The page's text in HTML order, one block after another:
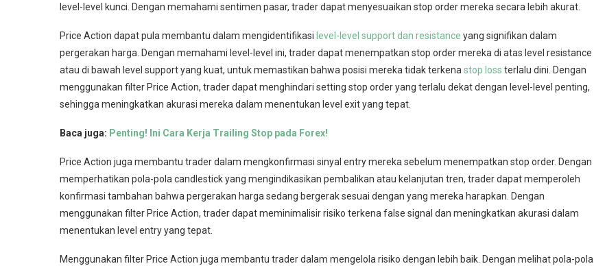
level-level kunci. Dengan memahami sentimen pasar, trader dapat menyesuaikan stop order mereka secara lebih akurat.
Price Action dapat pula membantu dalam mengidentifikasi level-level support dan resistance yang signifikan dalam
pergerakan harga. Dengan memahami level-level ini, trader dapat menempatkan stop order mereka di atas level resistance
atau di bawah level support yang kuat, untuk memastikan bahwa posisi mereka tidak terkenastop loss terlalu dini. Dengan
menggunakan filter Price Action, trader dapat menghindari setting stop order yang terlalu dekat dengan level-level penting,
sehingga meningkatkan akurasi mereka dalam menentukan level exit yang tepat.
Baca juga: Penting! Ini Cara Kerja Trailing Stop pada Forex!
Price Action juga membantu trader dalam mengkonfirmasi sinyal entry mereka sebelum menempatkan stop order. Dengan
memperhatikan pola-pola candlestick yang mengindikasikan pembalikan atau kelanjutan tren, trader dapat memperoleh
konfirmasi tambahan bahwa pergerakan harga sedang bergerak sesuai dengan yang mereka harapkan. Dengan
menggunakan filter Price Action, trader dapat meminimalisir risiko terkena false signal dan meningkatkan akurasi dalam
menentukan level entry yang tepat.
Menggunakan filter Price Action juga membantu trader dalam mengelola risiko dengan lebih baik. Dengan melihat pola-pola